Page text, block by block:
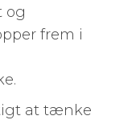
og
frem i
at tænke